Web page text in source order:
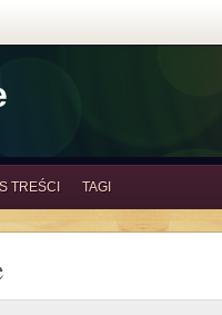
TREŚCI TAGI